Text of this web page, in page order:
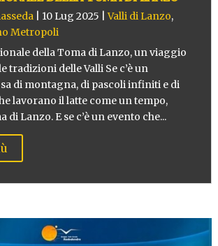
| 10 Lug 2025 |Valli di Lanzo,
Metropoli
della Toma di Lanzo, un viaggio
tradizioni delle Valli Se c’è un
di montagna, di pascoli infiniti e di
lavorano il latte come un tempo,
di Lanzo. E se c’è un evento che...